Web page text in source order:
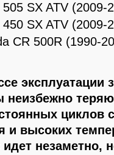
505 SX ATV (2009-
450 SX ATV (2009-
CR 500R (1990-
эксплуатации
неизбежно
циклов
и высоких
незаметно,